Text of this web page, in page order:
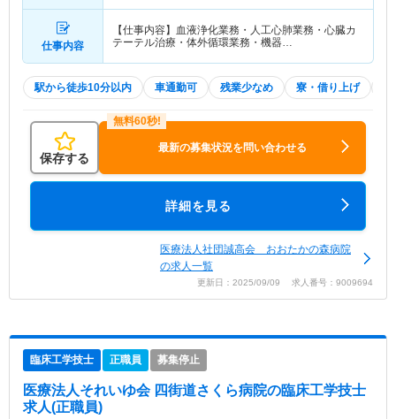
仕事内容
【仕事内容】血液浄化業務・人工心肺業務・心臓カ
テーテル治療・体外循環業務・機器…
駅から徒歩10分以内 車通勤可 残業少なめ 寮・借り上げ
保存する
最新の募集状況を問い合わせる
詳細を見る
医療法人社団誠高会 おおたかの森病院
の求人一覧
更新日：2025/09/09 求人番号：9009694
臨床工学技士 正職員 募集停止
医療法人それいゆ会 四街道さくら病院の臨床工学技士
求人(正職員)